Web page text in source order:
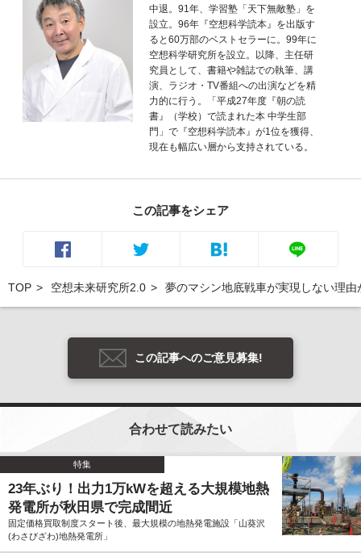
中退。91年、学習塾「天下無敵塾」を
設立。96年『空想科学読本』を出版す
ると60万部のベストセラーに。99年に
空想科学研究所を設立。以降、主任研
究員として、書籍や雑誌での執筆、講
演、ラジオ・TV番組への出演などを精
力的に行う。「平成27年度『朝の読
書』（学校）で読まれた本 中学生部
門」で『空想科学読本』が1位を獲得、
現在も幅広い層から支持されている。
この記事をシェア
TOP 空想未来研究所2.0 夢のマシン地底戦車が実現しない理
この記事へのご意見募集!
合わせて読みたい
特集
23年ぶり！出力1万kWを超える大規模地熱
発電所が秋田県で完成間近
固定価格買取制度スタート後、最大規模の地熱発電施設「山葵沢
(わさびざわ)地熱発電所」